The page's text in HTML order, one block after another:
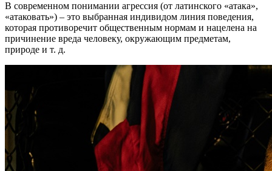
В современном понимании агрессия (от латинского «атака»,
«атаковать») – это выбранная индивидом линия поведения,
которая противоречит общественным нормам и нацелена на
причинение вреда человеку, окружающим предметам,
природе и т. д.